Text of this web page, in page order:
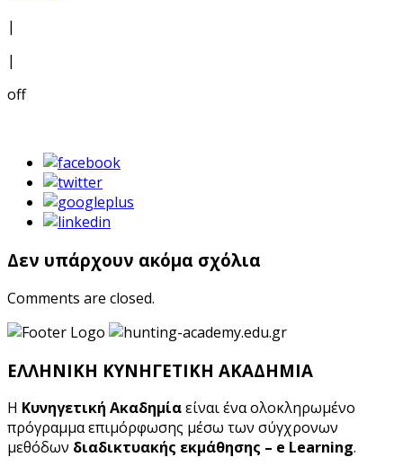
|
|
off
Δεν υπάρχουν ακόμα σχόλια
Comments are closed.
ΕΛΛΗΝΙΚΗ ΚΥΝΗΓΕΤΙΚΗ ΑΚΑΔΗΜΙΑ
Η Κυνηγετική Ακαδημίαείναι ένα ολοκληρωμένο
πρόγραμμα επιμόρφωσης μέσω των σύγχρονων
μεθόδων διαδικτυακής εκμάθησης – e Learning.